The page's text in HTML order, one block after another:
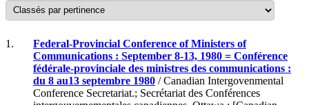
1.
Federal-Provincial Conference of Ministers of
Communications : September 8-13, 1980 = Conférence
fédérale-provinciale des ministres des communications :
du 8 au13 septembre 1980 / Canadian Intergovenmental
Conference Secretariat.; Secrétariat des Conférences